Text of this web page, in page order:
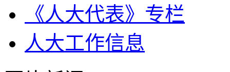
《人大代表》专栏
人大工作信息